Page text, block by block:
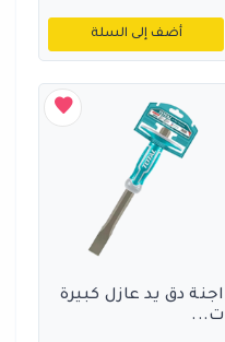
أضف إلى السلة
اجنة دق يد عازل كبيرة
ت...